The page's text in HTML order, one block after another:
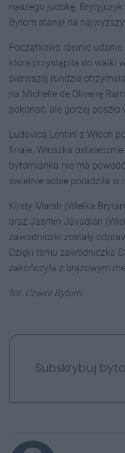
naszego judokę.
Bytom stanął na
Początkowo równie udanie
która przystąpiła do walki
pierwszej rundzie
na Michelle de Oliveirę
pokonać, ale gorzej poszło
Ludovica Lentini z Włoch
finale. Włoszka
bytomianka nie ma
świetnie sobie poradziła w
Kirsty Marsh (Wielka
oraz Jasmin Javadian
zawodniczki zostały
Dzięki temu zawodniczka
zakończyła z brązowym
fot. Czarni Bytom
Subskrybuj